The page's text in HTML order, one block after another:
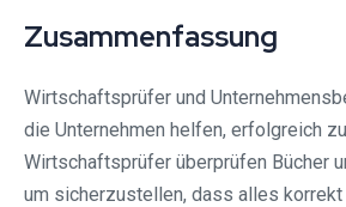
Zusammenfassung
Wirtschaftsprüfer und
die Unternehmen helfen, erfolgreich
Wirtschaftsprüfer überprüfen Bücher
um sicherzustellen, dass alles